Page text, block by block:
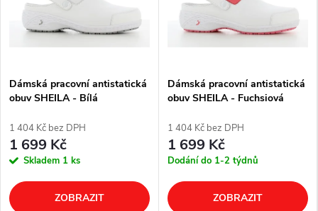
Dámská pracovní antistatická
obuv SHEILA - Bílá
1 404 Kč bez DPH
1 699 Kč
Skladem 1 ks
ZOBRAZIT
Dámská pracovní antistatická
obuv SHEILA - Fuchsiová
1 404 Kč bez DPH
1 699 Kč
Dodání do 1-2 týdnů
ZOBRAZIT